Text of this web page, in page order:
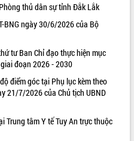
thủ dân sự tỉnh Đắk Lắk
BNG ngày 30/6/2026 của Bộ
tư Ban Chỉ đạo thực hiện mục
đoạn 2026 - 2030
điểm góc tại Phụ lục kèm theo
21/7/2026 của Chủ tịch UBND
Trung tâm Y tế Tuy An trực thuộc